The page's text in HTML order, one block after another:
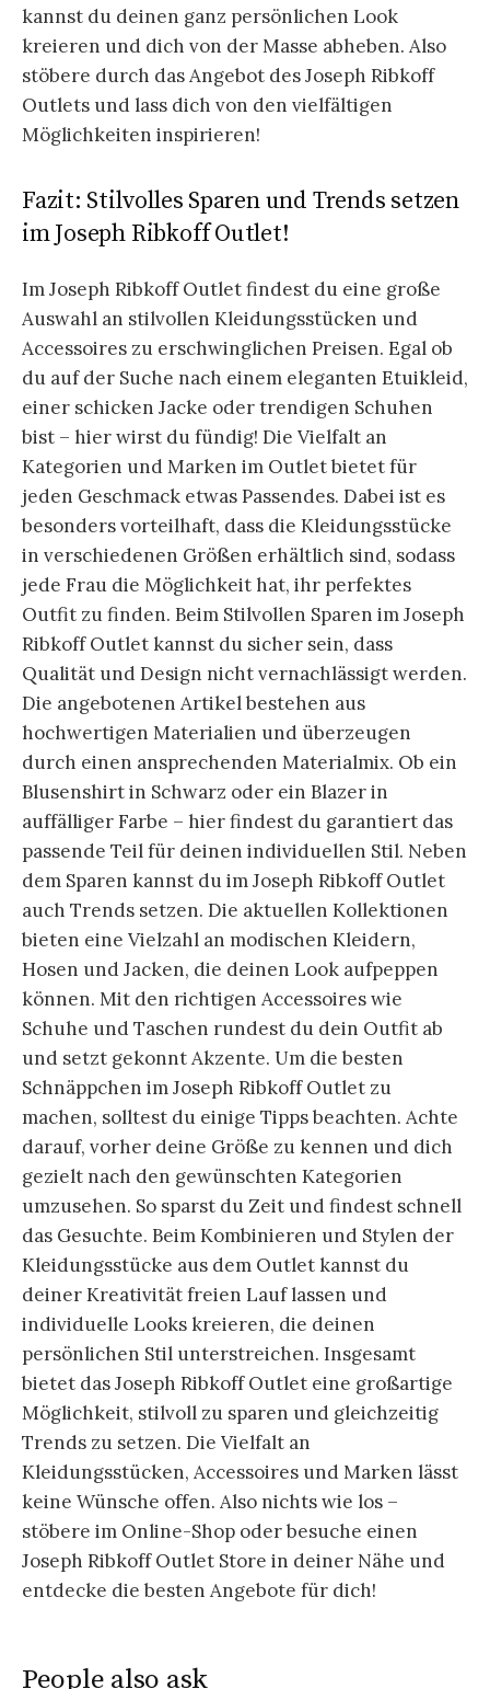
kannst du deinen ganz persönlichen Look
kreieren und dich von der Masse abheben. Also
stöbere durch das Angebot des Joseph Ribkoff
Outlets und lass dich von den vielfältigen
Möglichkeiten inspirieren!
Fazit: Stilvolles Sparen und Trends setzen
im Joseph Ribkoff Outlet!
Im Joseph Ribkoff Outlet findest du eine große
Auswahl an stilvollen Kleidungsstücken und
Accessoires zu erschwinglichen Preisen. Egal ob
du auf der Suche nach einem eleganten Etuikleid,
einer schicken Jacke oder trendigen Schuhen
bist – hier wirst du fündig! Die Vielfalt an
Kategorien und Marken im Outlet bietet für
jeden Geschmack etwas Passendes. Dabei ist es
besonders vorteilhaft, dass die Kleidungsstücke
in verschiedenen Größen erhältlich sind, sodass
jede Frau die Möglichkeit hat, ihr perfektes
Outfit zu finden. Beim Stilvollen Sparen im Joseph
Ribkoff Outlet kannst du sicher sein, dass
Qualität und Design nicht vernachlässigt werden.
Die angebotenen Artikel bestehen aus
hochwertigen Materialien und überzeugen
durch einen ansprechenden Materialmix. Ob ein
Blusenshirt in Schwarz oder ein Blazer in
auffälliger Farbe – hier findest du garantiert das
passende Teil für deinen individuellen Stil. Neben
dem Sparen kannst du im Joseph Ribkoff Outlet
auch Trends setzen. Die aktuellen Kollektionen
bieten eine Vielzahl an modischen Kleidern,
Hosen und Jacken, die deinen Look aufpeppen
können. Mit den richtigen Accessoires wie
Schuhe und Taschen rundest du dein Outfit ab
und setzt gekonnt Akzente. Um die besten
Schnäppchen im Joseph Ribkoff Outlet zu
machen, solltest du einige Tipps beachten. Achte
darauf, vorher deine Größe zu kennen und dich
gezielt nach den gewünschten Kategorien
umzusehen. So sparst du Zeit und findest schnell
das Gesuchte. Beim Kombinieren und Stylen der
Kleidungsstücke aus dem Outlet kannst du
deiner Kreativität freien Lauf lassen und
individuelle Looks kreieren, die deinen
persönlichen Stil unterstreichen. Insgesamt
bietet das Joseph Ribkoff Outlet eine großartige
Möglichkeit, stilvoll zu sparen und gleichzeitig
Trends zu setzen. Die Vielfalt an
Kleidungsstücken, Accessoires und Marken lässt
keine Wünsche offen. Also nichts wie los –
stöbere im Online-Shop oder besuche einen
Joseph Ribkoff Outlet Store in deiner Nähe und
entdecke die besten Angebote für dich!
People also ask